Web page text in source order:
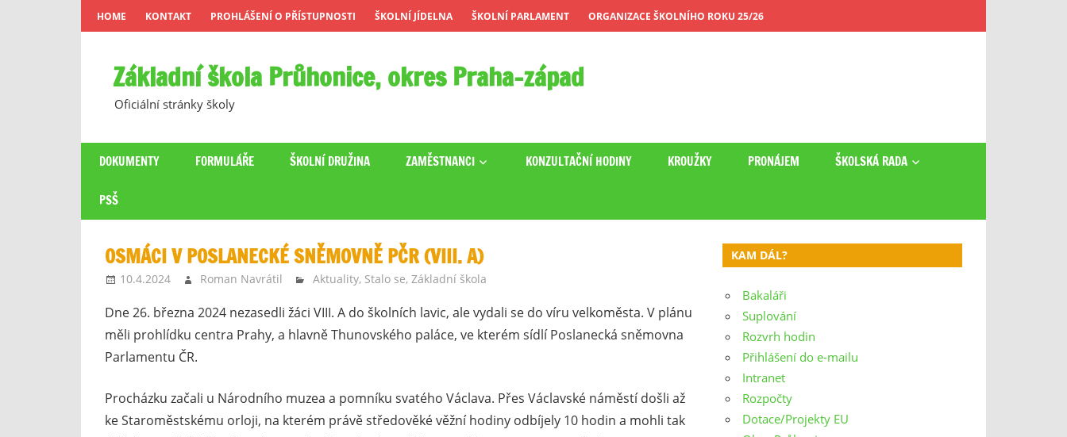
Skip
to
HOME KONTAKT PROHLÁŠENÍ O PŘÍSTUPNOSTI ŠKOLNÍ JÍDELNA ŠKOLNÍ PARLAMENT ORGANIZACE ŠKOLNÍHO ROKU 25/26
Základní škola Průhonice, okres Praha-západ
Oficiální stránky školy
DOKUMENTY FORMULÁŘE ŠKOLNÍ DRUŽINA ZAMĚSTNANCI KONZULTAČNÍ HODINY KROUŽKY PRONÁJEM ŠKOLSKÁ RADA
PSŠ
OSMÁCI V POSLANECKÉ SNĚMOVNĚ PČR (VIII. A)
10.4.2024 Roman Navrátil Aktuality, Stalo se, Základní škola
Dne 26. března 2024 nezasedli žáci VIII. A do školních lavic, ale vydali se do víru velkoměsta. V plánu
měli prohlídku centra Prahy, a hlavně Thunovského paláce, ve kterém sídlí Poslanecká sněmovna
Parlamentu ČR.
Procházku začali u Národního muzea a pomníku svatého Václava. Přes Václavské náměstí došli až
ke Staroměstskému orloji, na kterém právě středověké věžní hodiny odbíjely 10 hodin a mohli tak
KAM DÁL?
Bakaláři
Suplování
Rozvrh hodin
Přihlášení do e-mailu
Intranet
Rozpočty
Dotace/Projekty EU